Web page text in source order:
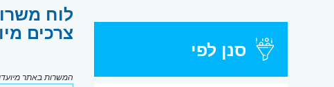
סנן לפי
לוח
צרכים
המשרות באתר